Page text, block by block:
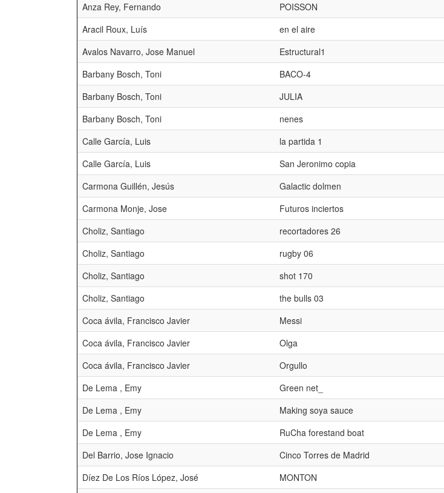
Anza Rey, Fernando
POISSON
Aracil Roux, Luís
en el aire
Avalos Navarro, Jose Manuel
Estructural1
Barbany Bosch, Toni
BACO-4
Barbany Bosch, Toni
JULIA
Barbany Bosch, Toni
nenes
Calle García, Luis
la partida 1
Calle García, Luis
San Jeronimo copia
Carmona Guillén, Jesús
Galactic dolmen
Carmona Monje, Jose
Futuros inciertos
Choliz, Santiago
recortadores 26
Choliz, Santiago
rugby 06
Choliz, Santiago
shot 170
Choliz, Santiago
the bulls 03
Coca ávila, Francisco Javier
Messi
Coca ávila, Francisco Javier
Olga
Coca ávila, Francisco Javier
Orgullo
De Lema , Emy
Green net_
De Lema , Emy
Making soya sauce
De Lema , Emy
RuCha forestand boat
Del Barrio, Jose Ignacio
Cinco Torres de Madrid
Díez De Los Ríos López, José
MONTON